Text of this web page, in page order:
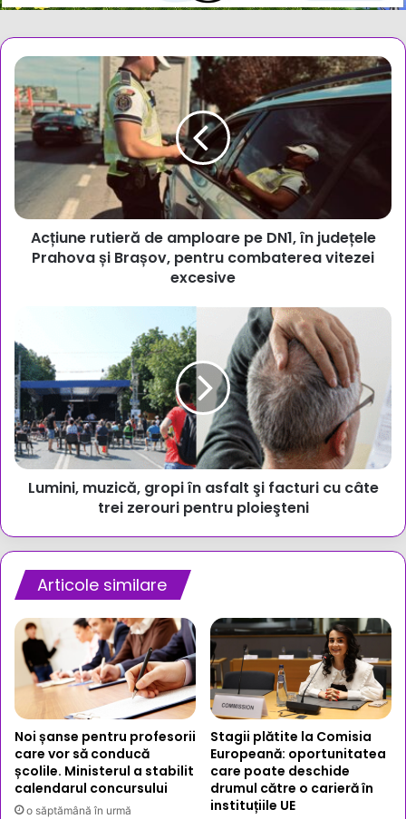
Acțiune
rutieră
de
amploare
pe
DN1,
județele
Prahova
Brașov,
Acțiune rutieră de amploare pe DN1, în județele
Prahova și Brașov, pentru combaterea vitezei
excesive
gropi
în
asfalt
şi
facturi
cu
câte
treiLumini, muzică, gropi în asfalt şi facturi cu câte
trei zerouri pentru ploieşteni
Articole similare
Noi șanse pentru profesorii
care vor să conducă
școlile. Ministerul a stabilit
calendarul concursului
o săptămână în urmă
Stagii plătite la Comisia
Europeană: oportunitatea
care poate deschide
drumul către o carieră în
instituțiile UE